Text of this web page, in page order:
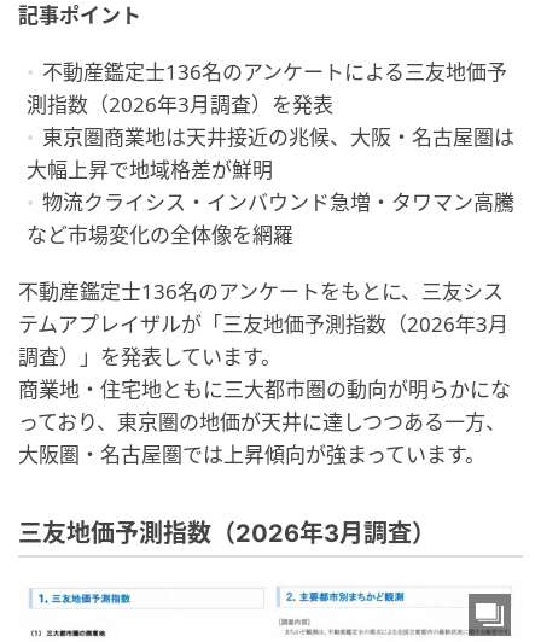
記事ポイント
不動産鑑定士136名のアンケートによる三友地価予
測指数（2026年3月調査）を発表
東京圏商業地は天井接近の兆候、大阪・名古屋圏は
大幅上昇で地域格差が鮮明
物流クライシス・インバウンド急増・タワマン高騰
など市場変化の全体像を網羅
不動産鑑定士136名のアンケートをもとに、三友シス
テムアプレイザルが「三友地価予測指数（2026年3月
調査）」を発表しています。
商業地・住宅地ともに三大都市圏の動向が明らかにな
っており、東京圏の地価が天井に達しつつある一方、
大阪圏・名古屋圏では上昇傾向が強まっています。
三友地価予測指数（2026年3月調査）